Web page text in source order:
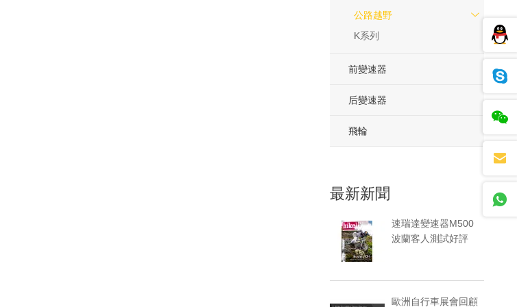
公路越野
K系列
前變速器
后變速器
飛輪
最新新聞
速瑞達變速器M500
波蘭客人測試好評
歐洲自行車展會回顧